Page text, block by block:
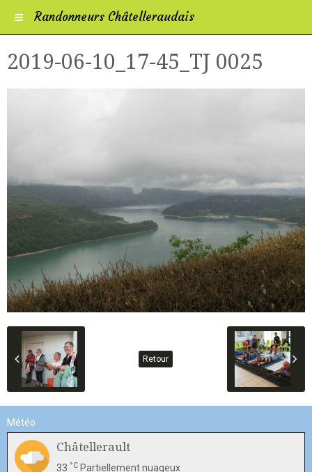
Randonneurs Châtelleraudais
2019-06-10_17-45_TJ 0025
Retour
Météo
Châtellerault
33 °C Partiellement nuageux